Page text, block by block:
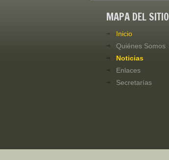
MAPA DEL SITIO
Inicio
Quiénes Somos
Noticias
Enlaces
Secretarías